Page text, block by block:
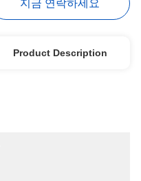
지금 연락하세요
Product Description